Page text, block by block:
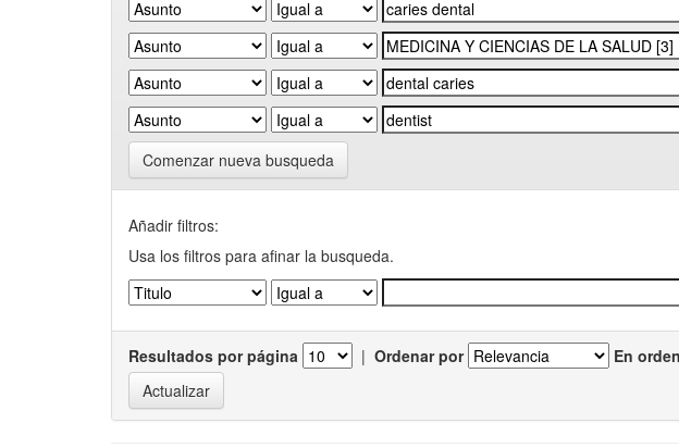
Comenzar nueva busqueda
Añadir filtros:
Usa los filtros para afinar la busqueda.
Resultados por página | Ordenar por En orden